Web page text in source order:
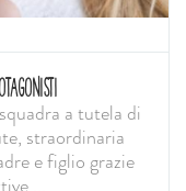
a tutela di
straordinaria
e figlio grazie
...